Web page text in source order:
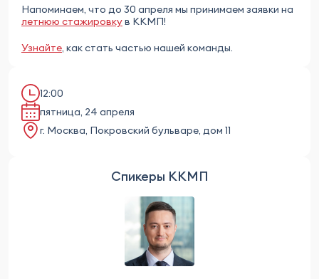
Напоминаем, что до 30 апреля мы принимаем заявки на
летнюю стажировкув ККМП!
Узнайте, как стать частью нашей команды.
12:00
пятница, 24 апреля
г. Москва, Покровский бульваре, дом 11
Спикеры ККМП